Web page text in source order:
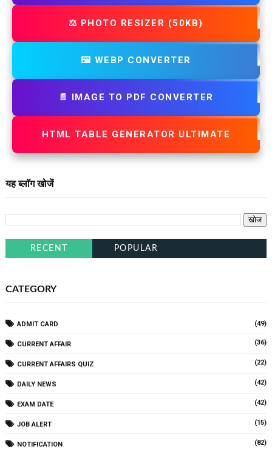
⚖️ PHOTO RESIZER (50KB)
🖼️ WEBP CONVERTER
📄 IMAGE TO PDF CONVERTER
HTML TABLE GENERATOR ULTIMATE
यह ब्लॉग खोजें
RECENT POPULAR
CATEGORY
ADMIT CARD (49)
CURRENT AFFAIR (36)
CURRENT AFFAIRS QUIZ (22)
DAILY NEWS (42)
EXAM DATE (42)
JOB ALERT (15)
NOTIFICATION (82)